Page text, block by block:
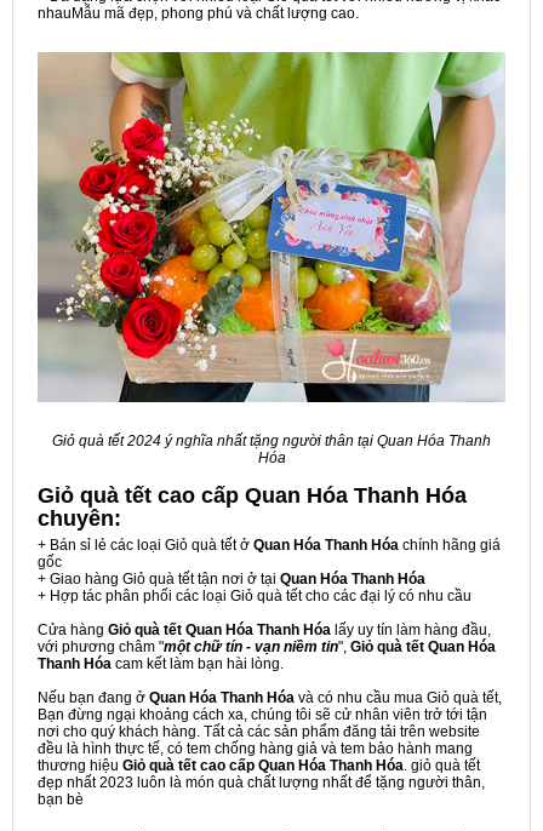
nhauMẫu mã đẹp, phong phú và chất lượng cao.
Giỏ quà tết 2024 ý nghĩa nhất tặng người thân tại Quan Hóa Thanh
Hóa
Giỏ quà tết cao cấp Quan Hóa Thanh Hóa
chuyên:
+ Bán sỉ lẻ các loại Giỏ quà tết ở Quan Hóa Thanh Hóa chính hãng giá
gốc
+ Giao hàng Giỏ quà tết tận nơi ở tại Quan Hóa Thanh Hóa
+ Hợp tác phân phối các loại Giỏ quà tết cho các đại lý có nhu cầu
Cửa hàng Giỏ quà tết Quan Hóa Thanh Hóa lấy uy tín làm hàng đầu,
với phương châm "một chữ tín - vạn niềm tin", Giỏ quà tết Quan Hóa
Thanh Hóa cam kết làm bạn hài lòng.
Nếu bạn đang ở Quan Hóa Thanh Hóa và có nhu cầu mua Giỏ quà tết,
Bạn đừng ngại khoảng cách xa, chúng tôi sẽ cử nhân viên trở tới tận
nơi cho quý khách hàng. Tất cả các sản phẩm đăng tải trên website
đều là hình thực tế, có tem chống hàng giả và tem bảo hành mang
thương hiệu Giỏ quà tết cao cấp Quan Hóa Thanh Hóa. giỏ quà tết
đẹp nhất 2023 luôn là món quà chất lượng nhất để tặng người thân,
bạn bè